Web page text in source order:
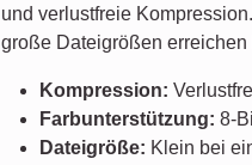
und verlustfreie
große Dateigrößen erreichen
Kompression:
Farbunterstützung: 8-
Dateigröße: Klein bei